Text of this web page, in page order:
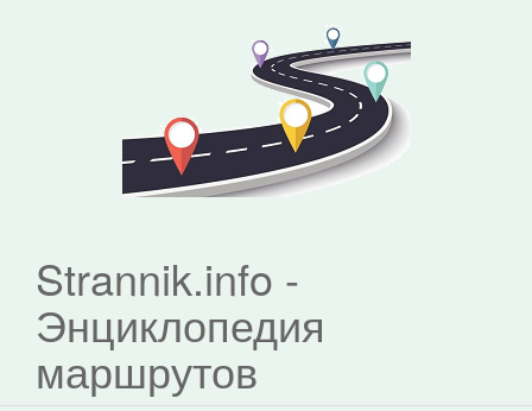
Strannik.info -
Энциклопедия
маршрутов